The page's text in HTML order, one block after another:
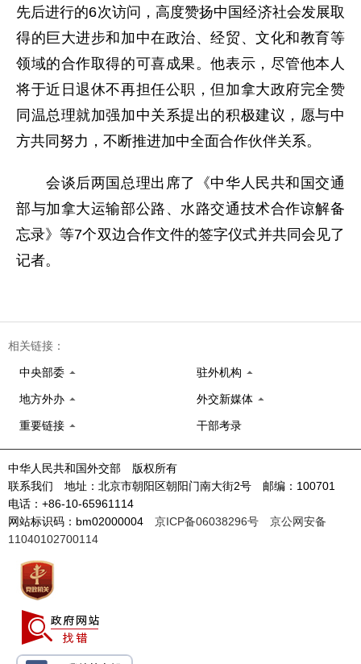
先后进行的6次访问，高度赞扬中国经济社会发展取
得的巨大进步和加中在政治、经贸、文化和教育等
领域的合作取得的可喜成果。他表示，尽管他本人
将于近日退休不再担任公职，但加拿大政府完全赞
同温总理就加强加中关系提出的积极建议，愿与中
方共同努力，不断推进加中全面合作伙伴关系。
会谈后两国总理出席了《中华人民共和国交通
部与加拿大运输部公路、水路交通技术合作谅解备
忘录》等7个双边合作文件的签字仪式并共同会见了
记者。
相关链接：
中央部委 驻外机构
地方外办 外交新媒体
重要链接 干部考录
中华人民共和国外交部 版权所有
联系我们 地址：北京市朝阳区朝阳门南大街2号 邮编：100701
电话：+86-10-65961114
网站标识码：bm02000004 京ICP备06038296号
京公网安备
11040102700114